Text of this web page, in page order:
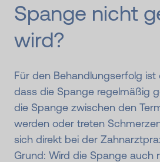
Spange nicht
wird?
Für den Behandlungserfolg ist
dass die Spange regelmäßig
die Spange zwischen den
werden oder treten
sich direkt bei der
Grund: Wird die Spange auch